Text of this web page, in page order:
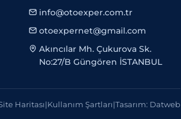
info@otoexper.com.tr
otoexpernet@gmail.com
Akıncılar Mh. Çukurova Sk.
No:27/B Güngören İSTANBUL
Haritası|Kullanım Şartları|Tasarım: Datweb